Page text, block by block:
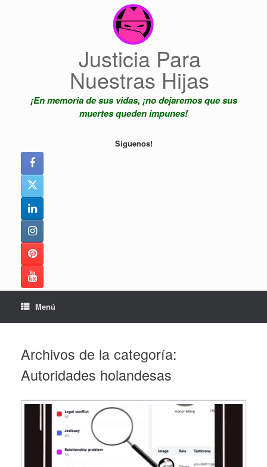
Justicia Para
Nuestras Hijas
¡En memoria de sus vidas, ¡no dejaremos que sus
muertes queden impunes!
Síguenos!
Menú
Archivos de la categoría:
Autoridades holandesas